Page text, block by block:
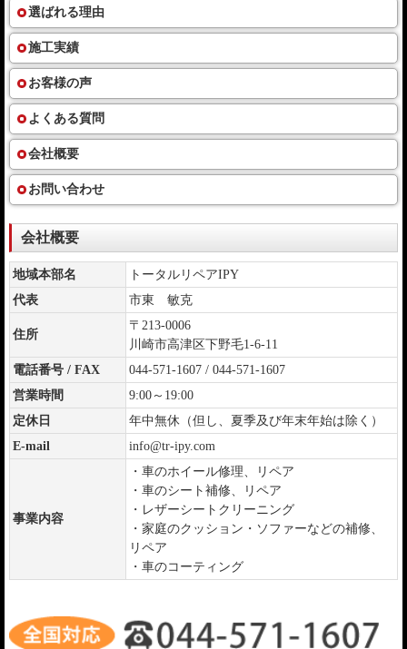
選ばれる理由
施工実績
お客様の声
よくある質問
会社概要
お問い合わせ
会社概要
地域本部名
トータルリペアIPY
代表
市東 敏克
住所
〒213-0006
川崎市高津区下野毛1-6-11
電話番号 / FAX
044-571-1607 / 044-571-1607
営業時間
9:00～19:00
定休日
年中無休（但し、夏季及び年末年始は除く）
E-mail
info@tr-ipy.com
事業内容
・車のホイール修理、リペア
・車のシート補修、リペア
・レザーシートクリーニング
・家庭のクッション・ソファーなどの補修、
リペア
・車のコーティング